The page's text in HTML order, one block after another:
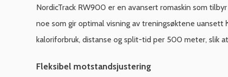
NordicTrack RW900 er en avansert romaskin som
noe som gir optimal visning av treningsøktene
kaloriforbruk, distanse og split-tid per 500 meter, slik
Fleksibel motstandsjustering